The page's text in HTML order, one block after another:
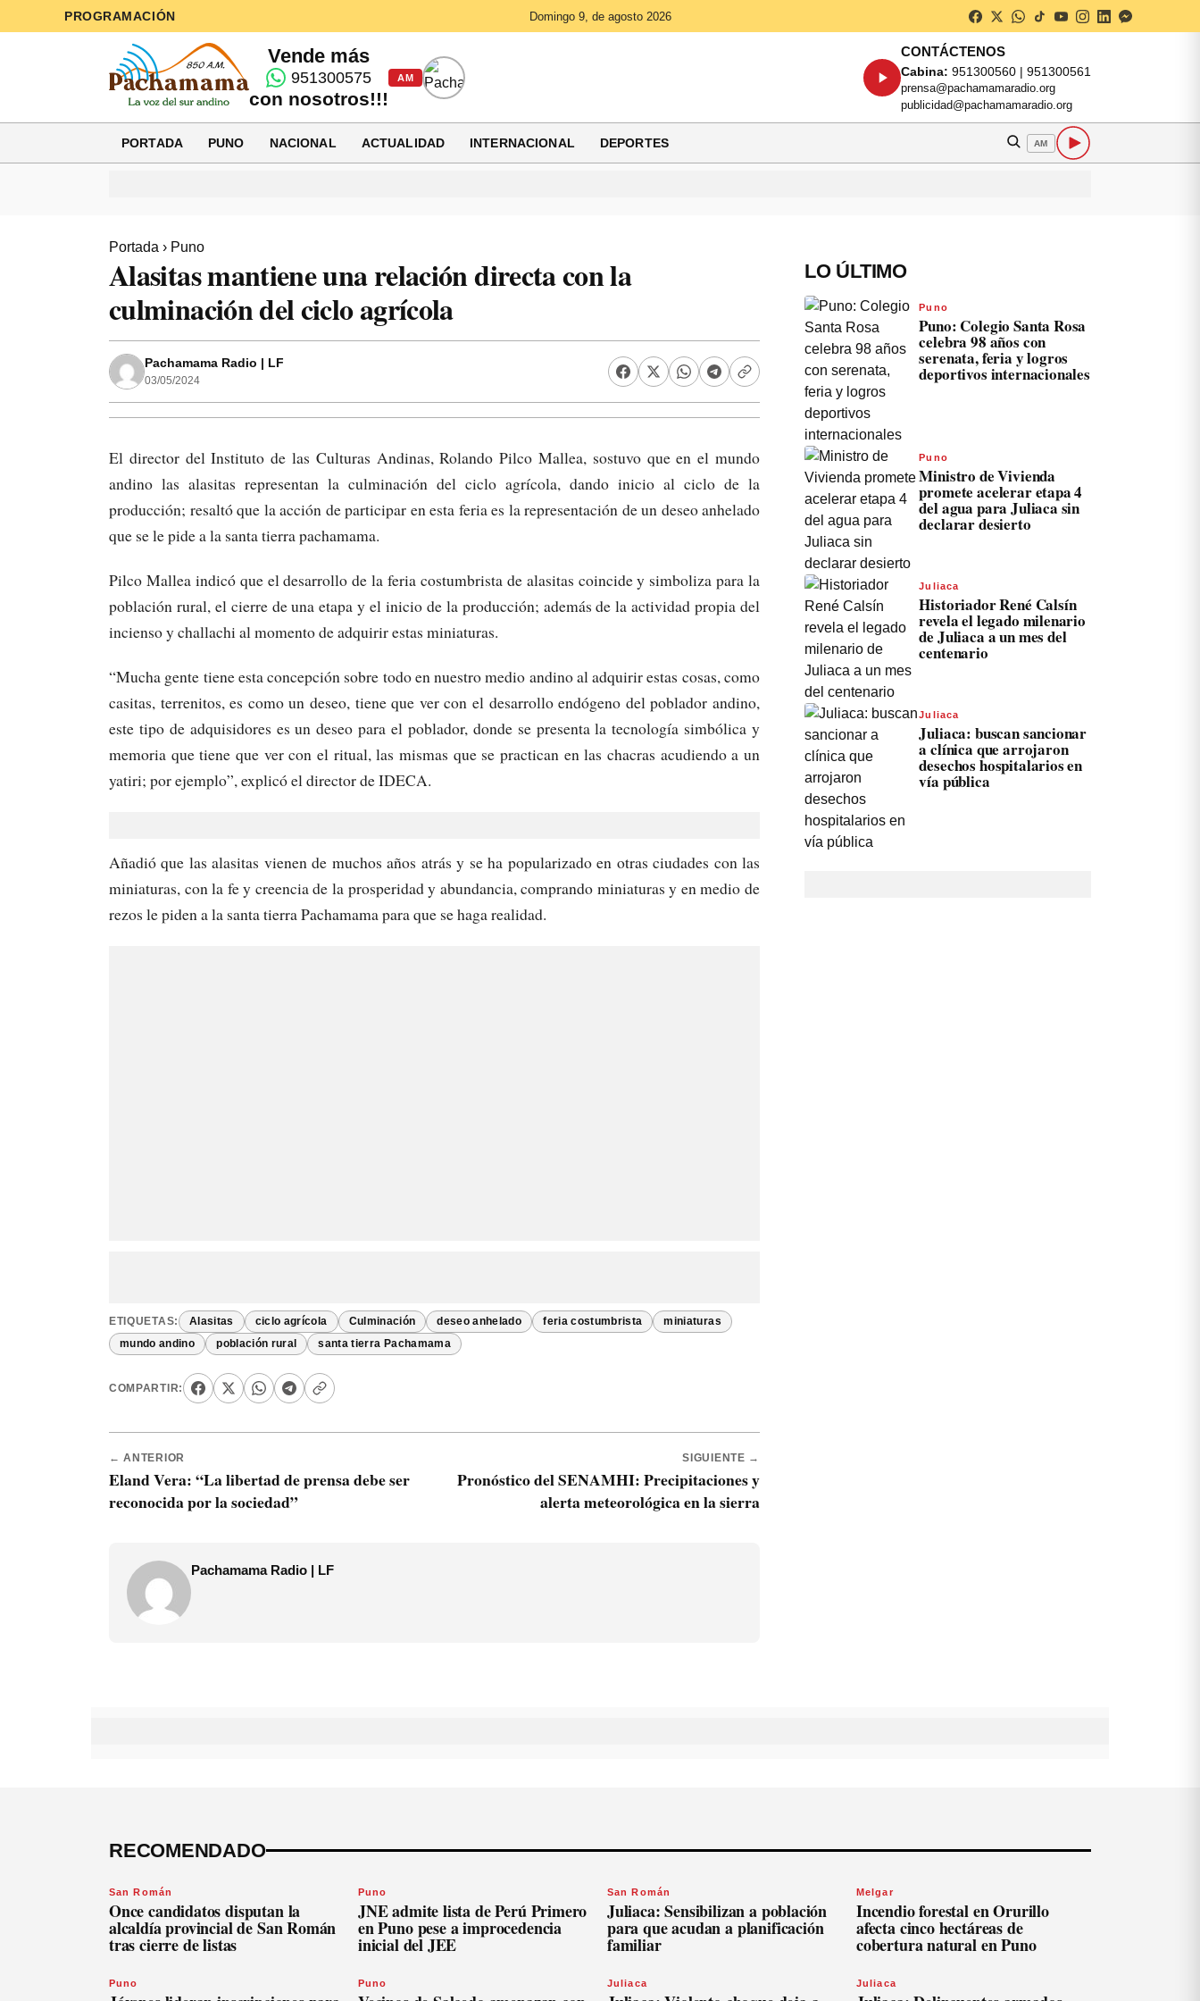
PROGRAMACIÓN Domingo 9, de agosto 2026
Vende más
951300575
con nosotros!!!
AM
CONTÁCTENOS
Cabina: 951300560 | 951300561
prensa@pachamamaradio.org
publicidad@pachamamaradio.org
PORTADA PUNO NACIONAL ACTUALIDAD INTERNACIONAL DEPORTES AM
Portada › Puno
Alasitas mantiene una relación directa con la
culminación del ciclo agrícola
Pachamama Radio | LF
03/05/2024
El director del Instituto de las Culturas Andinas, Rolando Pilco Mallea, sostuvo que en el mundo
andino las alasitas representan la culminación del ciclo agrícola, dando inicio al ciclo de la
producción; resaltó que la acción de participar en esta feria es la representación de un deseo anhelado
que se le pide a la santa tierra pachamama.
Pilco Mallea indicó que el desarrollo de la feria costumbrista de alasitas coincide y simboliza para la
población rural, el cierre de una etapa y el inicio de la producción; además de la actividad propia del
incienso y challachi al momento de adquirir estas miniaturas.
“Mucha gente tiene esta concepción sobre todo en nuestro medio andino al adquirir estas cosas, como
casitas, terrenitos, es como un deseo, tiene que ver con el desarrollo endógeno del poblador andino,
este tipo de adquisidores es un deseo para el poblador, donde se presenta la tecnología simbólica y
memoria que tiene que ver con el ritual, las mismas que se practican en las chacras acudiendo a un
yatiri; por ejemplo”, explicó el director de IDECA.
Añadió que las alasitas vienen de muchos años atrás y se ha popularizado en otras ciudades con las
miniaturas, con la fe y creencia de la prosperidad y abundancia, comprando miniaturas y en medio de
rezos le piden a la santa tierra Pachamama para que se haga realidad.
ETIQUETAS: Alasitas ciclo agrícola Culminación deseo anhelado feria costumbrista miniaturas
mundo andino población rural santa tierra Pachamama
COMPARTIR:
← ANTERIOR
Eland Vera: “La libertad de prensa debe ser
reconocida por la sociedad”
SIGUIENTE →
Pronóstico del SENAMHI: Precipitaciones y
alerta meteorológica en la sierra
Pachamama Radio | LF
LO ÚLTIMO
Puno
Puno: Colegio Santa Rosa
celebra 98 años con
serenata, feria y logros
deportivos internacionales
Puno
Ministro de Vivienda
promete acelerar etapa 4
del agua para Juliaca sin
declarar desierto
Juliaca
Historiador René Calsín
revela el legado milenario
de Juliaca a un mes del
centenario
Juliaca
Juliaca: buscan sancionar
a clínica que arrojaron
desechos hospitalarios en
vía pública
RECOMENDADO
San Román
Once candidatos disputan la
alcaldía provincial de San Román
tras cierre de listas
Puno
JNE admite lista de Perú Primero
en Puno pese a improcedencia
inicial del JEE
San Román
Juliaca: Sensibilizan a población
para que acudan a planificación
familiar
Melgar
Incendio forestal en Orurillo
afecta cinco hectáreas de
cobertura natural en Puno
Puno Puno Juliaca Juliaca